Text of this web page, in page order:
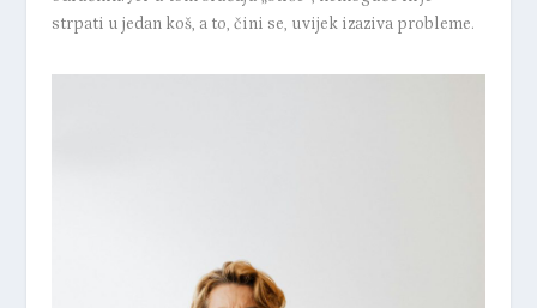
strpati u jedan koš, a to, čini se, uvijek izaziva probleme.